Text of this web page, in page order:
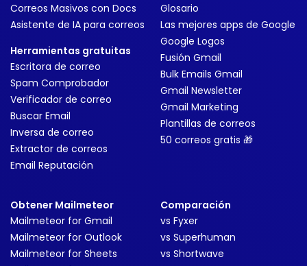
Correos Masivos con Docs
Asistente de IA para correos
Herramientas gratuitas
Escritora de correo
Spam Comprobador
Verificador de correo
Buscar Email
Inversa de correo
Extractor de correos
Email Reputación
Glosario
Las mejores apps de Google
Google Logos
Fusión Gmail
Bulk Emails Gmail
Gmail Newsletter
Gmail Marketing
Plantillas de correos
50 correos gratis 🎁
Obtener Mailmeteor
Mailmeteor for Gmail
Mailmeteor for Outlook
Mailmeteor for Sheets
Comparación
vs Fyxer
vs Superhuman
vs Shortwave